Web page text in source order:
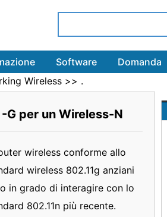
Software Domanda
Wireless >> .
G per un Wireless-N
wireless conforme allo
wireless 802.11g anziani
in grado di interagire con lo
802.11n più recente.